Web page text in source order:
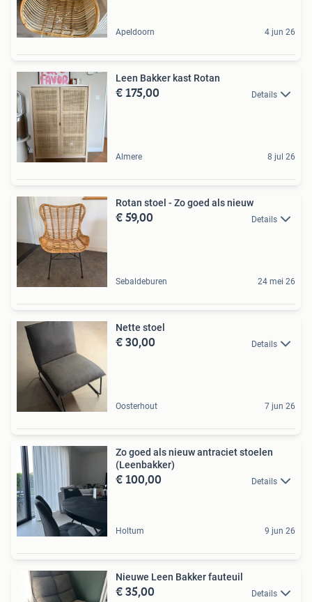
Apeldoorn 4 jun 26
Leen Bakker kast Rotan
€ 175,00 Details
Almere 8 jul 26
Rotan stoel - Zo goed als nieuw
€ 59,00 Details
Sebaldeburen 24 mei 26
Nette stoel
€ 30,00 Details
Oosterhout 7 jun 26
Zo goed als nieuw antraciet stoelen
(Leenbakker)
€ 100,00 Details
Holtum 9 jun 26
Nieuwe Leen Bakker fauteuil
€ 35,00 Details